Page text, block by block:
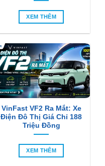
XEM THÊM
VinFast VF2 Ra Mắt: Xe
Điện Đô Thị Giá Chỉ 188
Triệu Đồng
XEM THÊM